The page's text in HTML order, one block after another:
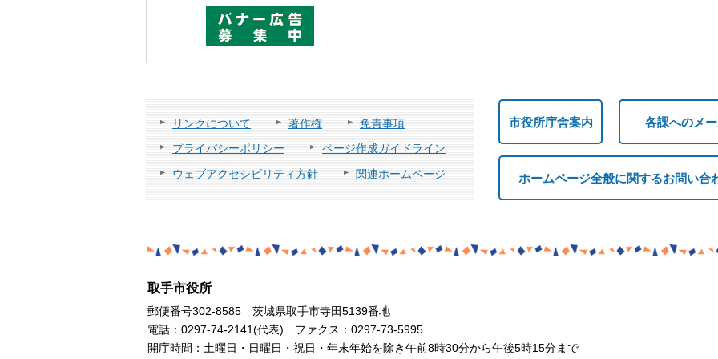
リンクについて 著作権
免責事項
プライバシーポリシー
ページ作成ガイドライン
ウェブアクセシビリティ方針
関連ホームページ
市役所庁舎案内 各課へのメ
ホームページ全般に関するお問い合
取手市役所
郵便番号302-8585 茨城県取手市寺田5139番地
電話：0297-74-2141(代表) ファクス：0297-73-5995
開庁時間：土曜日・日曜日・祝日・年末年始を除き午前8時30分から午後5時15分まで